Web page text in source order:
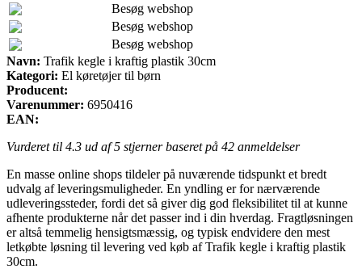
Besøg webshop
Besøg webshop
Besøg webshop
Navn: Trafik kegle i kraftig plastik 30cm
Kategori: El køretøjer til børn
Producent:
Varenummer: 6950416
EAN:
Vurderet til 4.3 ud af 5 stjerner baseret på 42 anmeldelser
En masse online shops tildeler på nuværende tidspunkt et bredt
udvalg af leveringsmuligheder. En yndling er for nærværende
udleveringssteder, fordi det så giver dig god fleksibilitet til at kunne
afhente produkterne når det passer ind i din hverdag. Fragtløsningen
er altså temmelig hensigtsmæssig, og typisk endvidere den mest
letkøbte løsning til levering ved køb af Trafik kegle i kraftig plastik
30cm.